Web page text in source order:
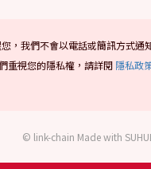
，我們不會以電話或簡訊方式通
重視您的隱私權，請詳閱 隱私政
© link-chain Made with